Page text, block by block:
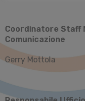
Coordinatore Staff
Comunicazione
Gerry Mottola